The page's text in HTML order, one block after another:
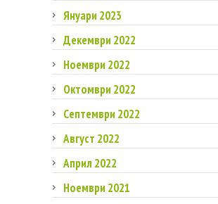
Януари 2023
Декември 2022
Ноември 2022
Октомври 2022
Септември 2022
Август 2022
Април 2022
Ноември 2021